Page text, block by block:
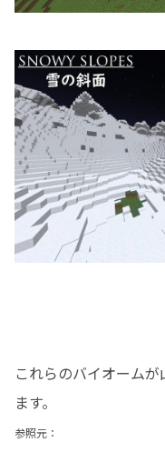
これらのバイオーム
ます。
参照元：